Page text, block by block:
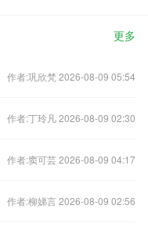
更多
作者:巩欣梵 2026-08-09 05:54
作者:丁玲凡 2026-08-09 02:30
作者:窦可芸 2026-08-09 04:17
作者:柳娣言 2026-08-09 02:56